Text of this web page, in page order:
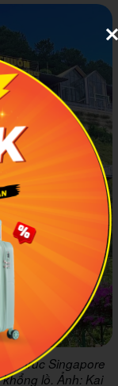
trúc Singapore
lồ. Ảnh: Kai